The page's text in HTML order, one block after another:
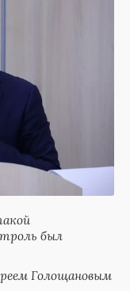
был
Голощановым